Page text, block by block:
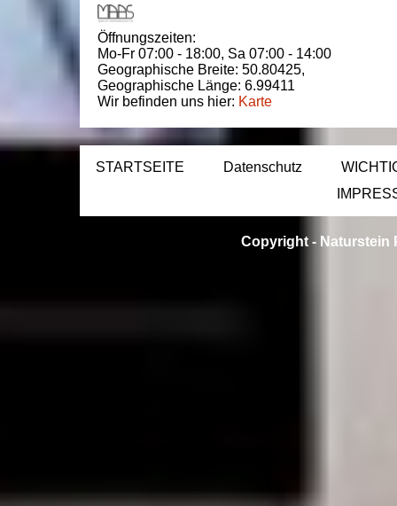
Öffnungszeiten:
Mo-Fr 07:00 - 18:00, Sa 07:00 - 14:00
Geographische Breite: 50.80425,
Geographische Länge: 6.99411
Wir befinden uns hier: Karte
STARTSEITE Datenschutz
Copyright - Naturstein